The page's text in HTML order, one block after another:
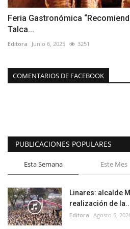
Feria Gastronómica
Talca...
Editora Junio 6, 2025 3251
COMENTARIOS DE FACEBOOK
PUBLICACIONES POPULARES
Esta Semana Este Mes
Linares: alcalde
realización de
Editora Agosto 5,